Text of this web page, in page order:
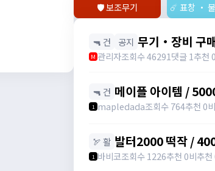
🛡️ 보조무기 ☄️ 표창 ・
🔫 건 공지 무기・장비 구
M 관리자조회수 46291댓글 1추천 0
🔫 건 메이플 아이템 /
1 mapledada조회수 764추천 0
🏹 활 발터2000 떡작 /
요 / https://
1 바비코조회수 1226추천 0비추천